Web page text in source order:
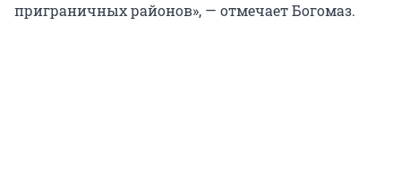
приграничных районов», — отмечает Богомаз.